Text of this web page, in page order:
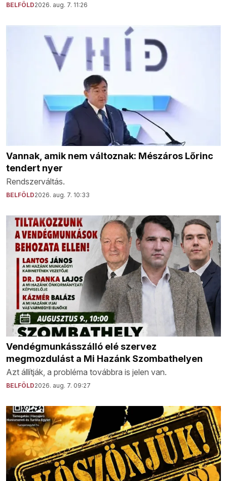
BELFÖLD2026. aug. 7. 11:26
Vannak, amik nem változnak: Mészáros Lőrinc
tendert nyer
Rendszerváltás.
BELFÖLD2026. aug. 7. 10:33
Vendégmunkásszálló elé szervez
megmozdulást a Mi Hazánk Szombathelyen
Azt állítják, a probléma továbbra is jelen van.
BELFÖLD2026. aug. 7. 09:27